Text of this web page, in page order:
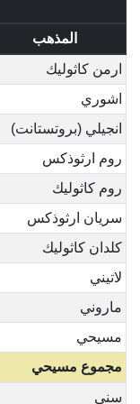
المذهب
ارمن كاثوليك
اشوري
انجيلي (بروتستانت)
روم ارثوذكس
روم كاثوليك
سريان ارثوذكس
كلدان كاثوليك
لاتيني
ماروني
مسيحي
مجموع مسيحي
سني